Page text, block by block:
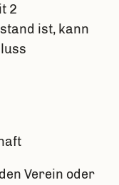
2
ist, kann
Verein oder